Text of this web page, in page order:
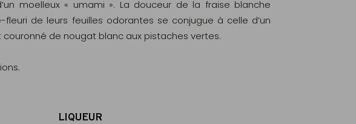
moelleux « umami ». La douceur de la fraise blanche
de leurs feuilles odorantes se conjugue à celle d’un
couronné de nougat blanc aux pistaches vertes.
LIQUEUR